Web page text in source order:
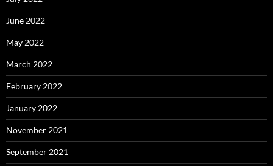
June 2022
May 2022
March 2022
February 2022
January 2022
November 2021
September 2021